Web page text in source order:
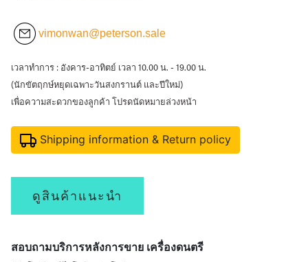
vimonwan@peterson.sale
เวลาทำการ : อังคาร-อาทิตย์ เวลา 10.00 น. - 19.00 น.
(นักขัตฤกษ์หยุดเฉพาะวันสงกรานต์ และปีใหม่)
เพื่อความสะดวกของลูกค้า โปรดนัดหมายล่วงหน้า
Shipping information & Return policy
ดูสินค้าแนะนำ
สอบถามบริการหลังการขาย เครื่องดนตรี